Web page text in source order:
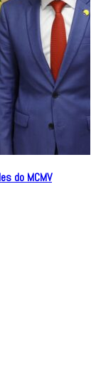
do MCMV